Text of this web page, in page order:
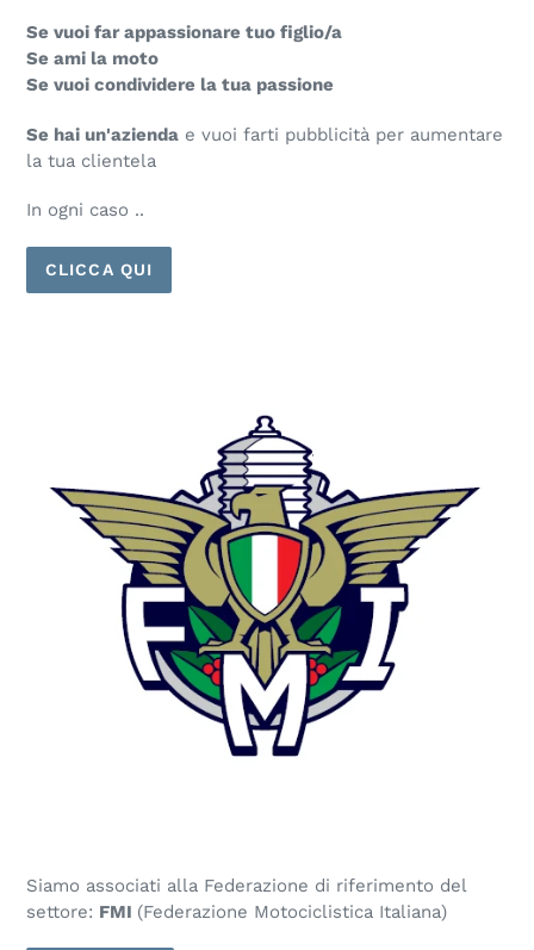
Se vuoi far appassionare tuo figlio/a
Se ami la moto
Se vuoi condividere la tua passione
Se hai un'azienda e vuoi farti pubblicità per aumentare
la tua clientela
In ogni caso ..
CLICCA QUI
Siamo associati alla Federazione di riferimento del
settore: FMI (Federazione Motociclistica Italiana)